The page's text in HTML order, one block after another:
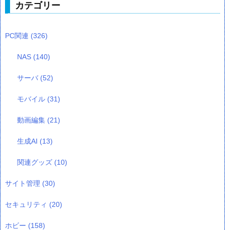
カテゴリー
PC関連 (326)
NAS (140)
サーバ (52)
モバイル (31)
動画編集 (21)
生成AI (13)
関連グッズ (10)
サイト管理 (30)
セキュリティ (20)
ホビー (158)